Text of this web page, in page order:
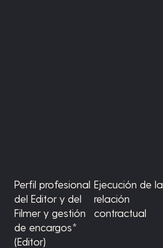
Perfil profesional
del Editor y del
Filmer y gestión
de encargos*
(Editor)
Ejecución de la
relación
contractual